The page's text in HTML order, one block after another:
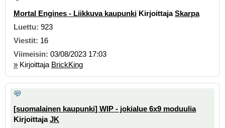
Mortal Engines - Liikkuva kaupunki KirjoittajaSkarpa
923
16
03/08/2023 17:03
» Kirjoittaja BrickKing
[suomalainen kaupunki] WIP - jokialue 6x9 moduulia
KirjoittajaJK